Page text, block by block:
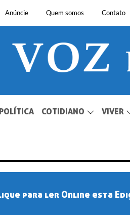
Anúncie Quem somos Contato
1948.
POLÍTICA COTIDIANO VIVER
para ler Online esta